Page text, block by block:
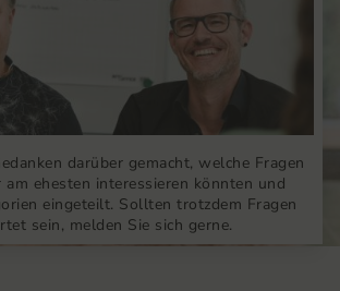
darüber gemacht, welche Fragen
am ehesten interessieren könnten und
eingeteilt. Sollten trotzdem Fragen
sein, melden Sie sich gerne.